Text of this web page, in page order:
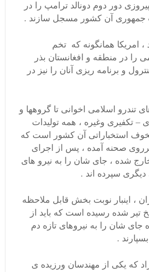
دور دوم دونالد ترامپ را در
جمهوری آن کشور مسجل سازند .
امریکا همانگونه که تخم
را در منطقه و افغانستان بذر
و برنامه ریزی آنان را نیز در
اسلامی اخوانی تا گروهها و
– تکفیری وغیره ، همه تولیدات
استخباراتی آن کشور است که
برروی صحنه آمده ، پس از اجرای
شده ، جای شان را به نیرو های
سپرده اند .
، اینبار نوبت بخش قابل ملاحظه
تیر شده رسیده است که باید از
شان را به نیروهای تازه دم
.
که یکی از مهندسان ورزیده ی